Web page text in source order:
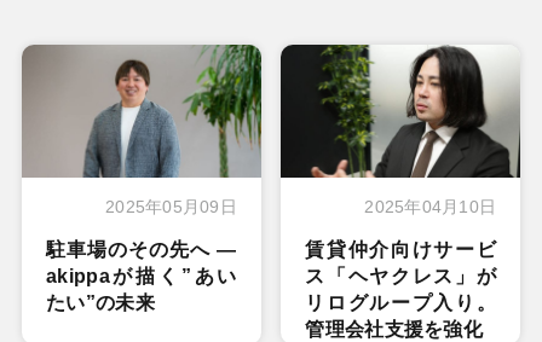
2025年05月09日
駐車場のその先へ ―
akippaが描く”あい
たい”の未来
2025年04月10日
賃貸仲介向けサービ
ス「ヘヤクレス」が
リログループ入り。
管理会社支援を強化